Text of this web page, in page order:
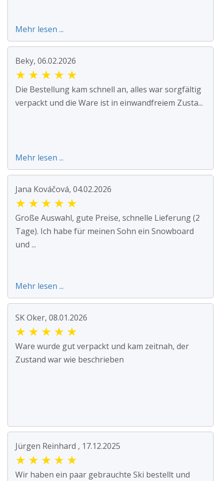
Mehr lesen ...
Beky, 06.02.2026
★ ★ ★ ★ ★
Die Bestellung kam schnell an, alles war sorgfältig
verpackt und die Ware ist in einwandfreiem Zusta...
Mehr lesen ...
Jana Kováčová, 04.02.2026
★ ★ ★ ★ ★
Große Auswahl, gute Preise, schnelle Lieferung (2
Tage). Ich habe für meinen Sohn ein Snowboard
und ...
Mehr lesen ...
SK Oker, 08.01.2026
★ ★ ★ ★ ★
Ware wurde gut verpackt und kam zeitnah, der
Zustand war wie beschrieben
Jürgen Reinhard , 17.12.2025
★ ★ ★ ★ ★
Wir haben ein paar gebrauchte Ski bestellt und